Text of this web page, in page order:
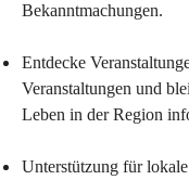
Bekanntmachungen.
Entdecke
Veranstaltungen und
Leben in der Region
Unterstützung für